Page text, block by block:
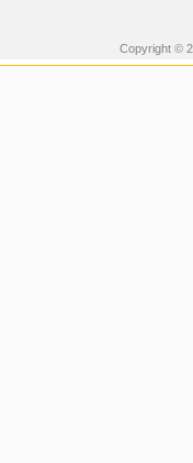
Copyright ©